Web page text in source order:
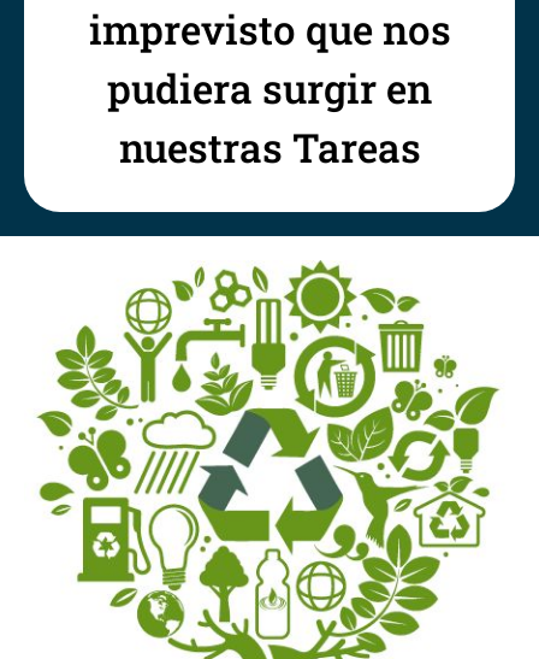
imprevisto que nos
pudiera surgir en
nuestras Tareas